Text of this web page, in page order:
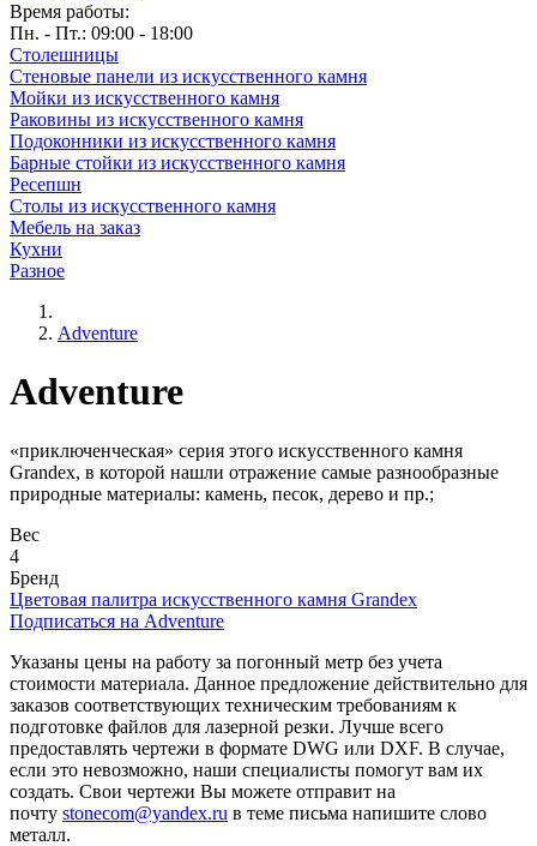
Время работы:
Пн. - Пт.: 09:00 - 18:00
Столешницы
Стеновые панели из искусственного камня
Мойки из искусственного камня
Раковины из искусственного камня
Подоконники из искусственного камня
Барные стойки из искусственного камня
Ресепшн
Cтолы из искусственного камня
Мебель на заказ
Кухни
Разное
Строка
навигации
Adventure
Adventure
«приключенческая» серия этого искусственного камня
Grandex, в которой нашли отражение самые разнообразные
природные материалы: камень, песок, дерево и пр.;
Вес
4
Бренд
Цветовая палитра искусственного камня Grandex
Подписаться на Adventure
Указаны цены на работу за погонный метр без учета
стоимости материала. Данное предложение действительно для
заказов соответствующих техническим требованиям к
подготовке файлов для лазерной резки. Лучше всего
предоставлять чертежи в формате DWG или DXF. В случае,
если это невозможно, наши специалисты помогут вам их
создать. Свои чертежи Вы можете отправит на
почту stonecom@yandex.ru в теме письма напишите слово
металл.